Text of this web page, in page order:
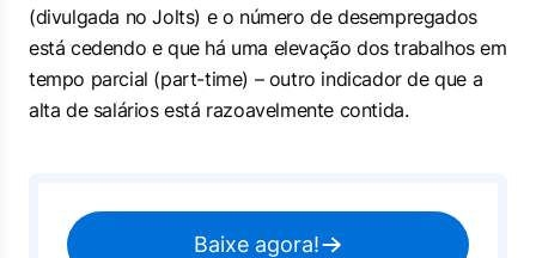
(divulgada no Jolts) e o número de desempregados
está cedendo e que há uma elevação dos trabalhos em
tempo parcial (part-time) – outro indicador de que a
alta de salários está razoavelmente contida.
Baixe agora!